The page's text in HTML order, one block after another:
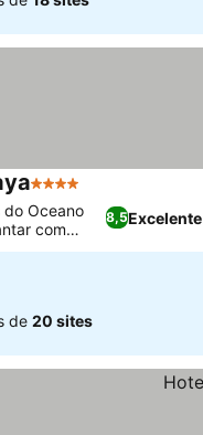
4 Estrelas
8,5Excelente
do Oceano
com
de 20 sites